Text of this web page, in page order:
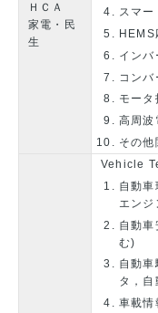
ＨＣＡ
家電・民
生
スマー
HEMS
インバ
コンバ
モータ
高周波
その他
Vehicle
自動車
エン
自動
む)
自動
タ，
車載情